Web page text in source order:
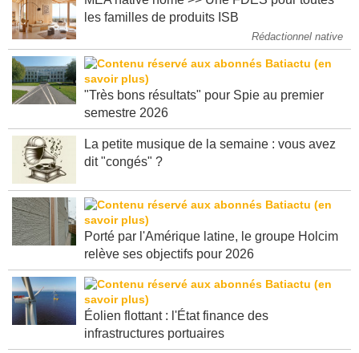
MEA native home >> Une FDES pour toutes
Rédactionnel native
"Très bons résultats" pour Spie au premier
La petite musique de la semaine : vous avez
Porté par l'Amérique latine, le groupe Holcim
Éolien flottant : l'État finance des